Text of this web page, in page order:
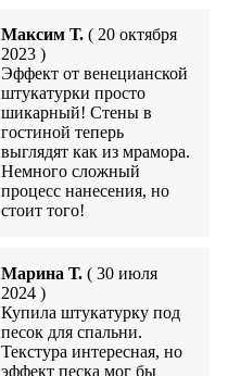
Максим Т. ( 20 октября
2023 )
Эффект от венецианской
штукатурки просто
шикарный! Стены в
гостиной теперь
выглядят как из мрамора.
Немного сложный
процесс нанесения, но
стоит того!
Марина Т. ( 30 июля
2024 )
Купила штукатурку под
песок для спальни.
Текстура интересная, но
эффект песка мог бы